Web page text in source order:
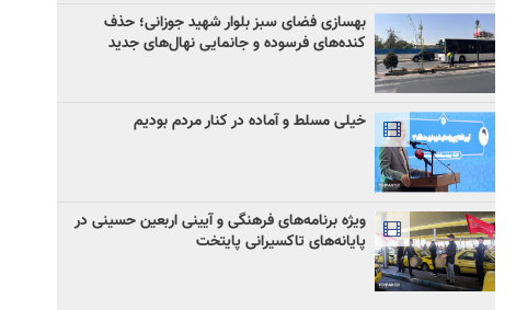
بهسازی فضای سبز بلوار شهید جوزانی؛ حذف
کنده‌های فرسوده و جانمایی نهال‌های جدید
خیلی مسلط و آماده در کنار مردم بودیم
ویژه برنامه‌های فرهنگی و آیینی اربعین حسینی در
پایانه‌های تاکسیرانی پایتخت